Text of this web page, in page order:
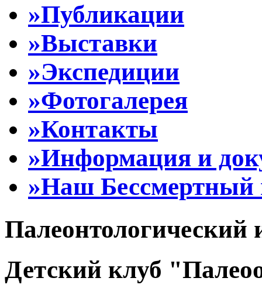
»Публикации
»Выставки
»Экспедиции
»Фотогалерея
»Контакты
»Информация и
»Наш Бессмертный
Палеонтологический
Детский клуб